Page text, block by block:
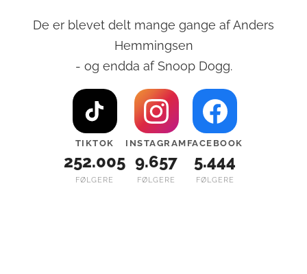
De er blevet delt mange gange af Anders
Hemmingsen
- og endda af Snoop Dogg.
TIKTOK
252.005
FØLGERE
INSTAGRAM
9.657
FØLGERE
FACEBOOK
5.444
FØLGERE